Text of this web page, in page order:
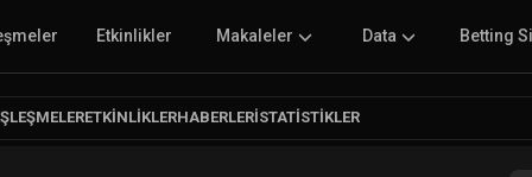
Etkinlikler Makaleler Data Betting
ETKINLIKLERHABERLERİSTATISTIKLER